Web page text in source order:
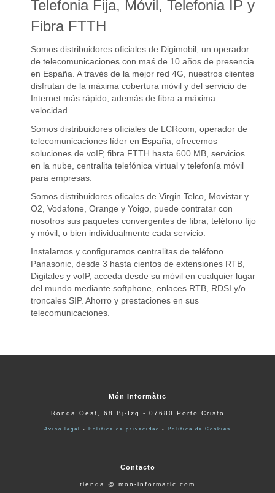
Telefonia Fija, Móvil, Telefonia IP y
Fibra FTTH
Somos distribuidores oficiales de Digimobil, un operador
de telecomunicaciones con maś de 10 años de presencia
en España. A través de la mejor red 4G, nuestros clientes
disfrutan de la máxima cobertura móvil y del servicio de
Internet más rápido, además de fibra a máxima
velocidad.
Somos distribuidores oficiales de LCRcom, operador de
telecomunicaciones líder en España, ofrecemos
soluciones de voIP, fibra FTTH hasta 600 MB, servicios
en la nube, centralita telefónica virtual y telefonía móvil
para empresas.
Somos distribuidores oficales de Virgin Telco, Movistar y
O2, Vodafone, Orange y Yoigo, puede contratar con
nosotros sus paquetes convergentes de fibra, teléfono fijo
y móvil, o bien individualmente cada servicio.
Instalamos y configuramos centralitas de teléfono
Panasonic, desde 3 hasta cientos de extensiones RTB,
Digitales y voIP, acceda desde su móvil en cualquier lugar
del mundo mediante softphone, enlaces RTB, RDSI y/o
troncales SIP. Ahorro y prestaciones en sus
telecomunicaciones.
Món Informàtic
Ronda Oest, 68 Bj-Izq - 07680 Porto Cristo
Aviso legal - Política de privacidad - Política de Cookies
Contacto
tienda @ mon-informatic.com